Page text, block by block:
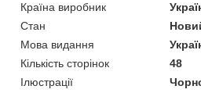
Країна виробник
Стан
Мова видання
Кількість сторінок
48
Ілюстрації